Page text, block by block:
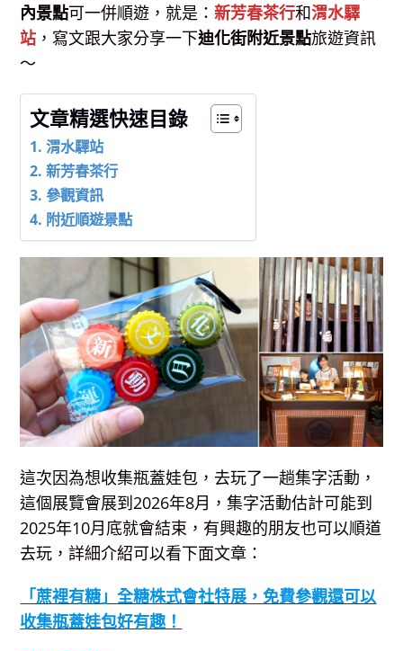
內景點可一併順遊，就是：新芳春茶行和渭水驛
站 ，寫文跟大家分享一下迪化街附近景點旅遊資訊
～
文章精選快速目錄
渭水驛站
新芳春茶行
參觀資訊
附近順遊景點
這次因為想收集瓶蓋娃包，去玩了一趟集字活動，
這個展覽會展到2026年8月，集字活動估計可能到
2025年10月底就會結束，有興趣的朋友也可以順道
去玩，詳細介紹可以看下面文章：
「蔗裡有糖」全糖株式會社特展，免費參觀還可以
收集瓶蓋娃包好有趣！